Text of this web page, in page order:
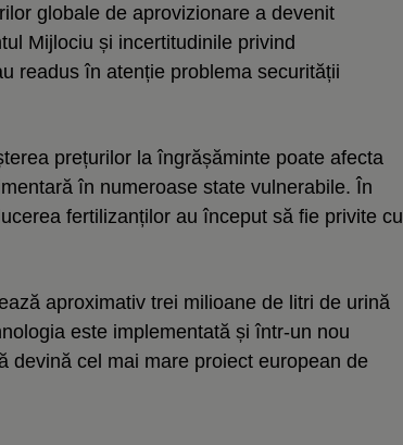
globale de aprovizionare a devenit
Mijlociu și incertitudinile privind
readus în atenție problema securității
prețurilor la îngrășăminte poate afecta
în numeroase state vulnerabile. În
fertilizanților au început să fie privite cu
aproximativ trei milioane de litri de urină
este implementată și într-un nou
devină cel mai mare proiect european de